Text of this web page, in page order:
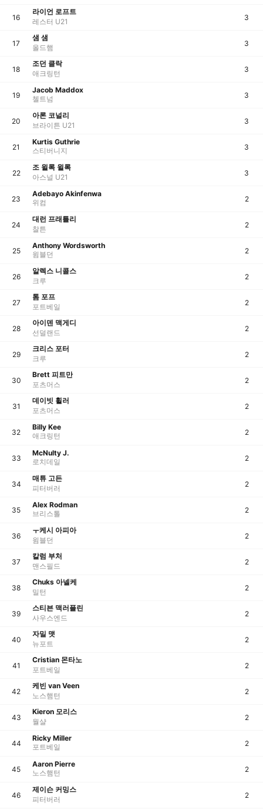
16
라이언 로프트
레스터 U21
3
17
샘 샘
올드햄
3
18
조던 클락
애크링턴
3
19
Jacob Maddox
첼트넘
3
20
아론 코널리
브라이튼 U21
3
21
Kurtis Guthrie
스티버니지
3
22
조 윌록 윌록
아스널 U21
3
23
Adebayo Akinfenwa
위컴
2
24
대런 프래틀리
찰튼
2
25
Anthony Wordsworth
윔블던
2
26
알렉스 니콜스
크루
2
27
톰 포프
포트베일
2
28
아이덴 맥게디
선덜랜드
2
29
크리스 포터
크루
2
30
Brett 피트만
포츠머스
2
31
데이빗 휠러
포츠머스
2
32
Billy Kee
애크링턴
2
33
McNulty J.
로치데일
2
34
매튜 고든
피터버러
2
35
Alex Rodman
브리스톨
2
36
ㅜ케시 아피아
윔블던
2
37
칼럼 부처
맨스필드
2
38
Chuks 아넬케
밀턴
2
39
스티븐 맥러플린
사우스엔드
2
40
자밀 맷
뉴포트
2
41
Cristian 몬타노
포트베일
2
42
케빈 van Veen
노스햄턴
2
43
Kieron 모리스
월샬
2
44
Ricky Miller
포트베일
2
45
Aaron Pierre
노스햄턴
2
46
제이슨 커밍스
피터버러
2